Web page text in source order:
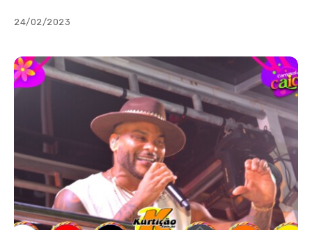
24/02/2023